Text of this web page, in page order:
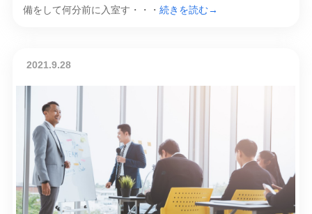
備をして何分前に入室す・・・ 続きを読む→
2021.9.28